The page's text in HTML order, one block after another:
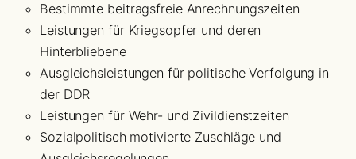
Bestimmte beitragsfreie Anrechnungszeiten
Leistungen für Kriegsopfer und deren
Hinterbliebene
Ausgleichsleistungen für politische Verfolgung in
der DDR
Leistungen für Wehr- und Zivildienstzeiten
Sozialpolitisch motivierte Zuschläge und